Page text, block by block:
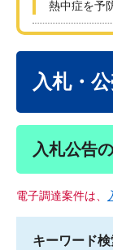
熱中症を予
入札・
入札公告
電子調達案件は、
キーワード検